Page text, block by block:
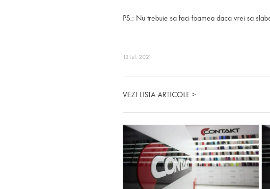
PS.: Nu trebuie sa faci foamea daca vrei sa
13 iul. 2021
VEZI LISTA ARTICOLE >